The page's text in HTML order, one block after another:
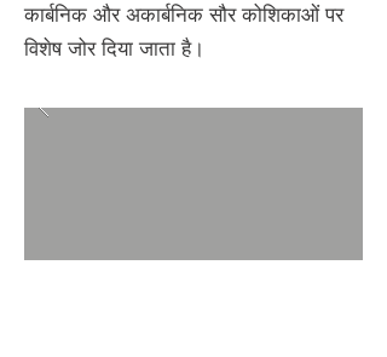
कार्बनिक और अकार्बनिक सौर कोशिकाओं पर
विशेष जोर दिया जाता है।